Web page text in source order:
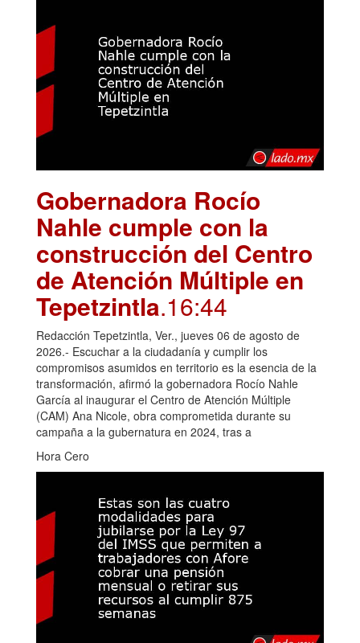
Gobernadora Rocío
Nahle cumple con la
construcción del Centro
de Atención Múltiple en
Tepetzintla.16:44
Redacción Tepetzintla, Ver., jueves 06 de agosto de
2026.- Escuchar a la ciudadanía y cumplir los
compromisos asumidos en territorio es la esencia de la
transformación, afirmó la gobernadora Rocío Nahle
García al inaugurar el Centro de Atención Múltiple
(CAM) Ana Nicole, obra comprometida durante su
campaña a la gubernatura en 2024, tras a
Hora Cero